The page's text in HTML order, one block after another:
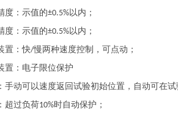
度：示值的±0.5%以内；
度：示值的±0.5%以内；
置：快/慢两种速度控制，可点动；
置：电子限位保护
手动可以速度返回试验初始位置，自动可在试
超过负荷10%时自动保护；